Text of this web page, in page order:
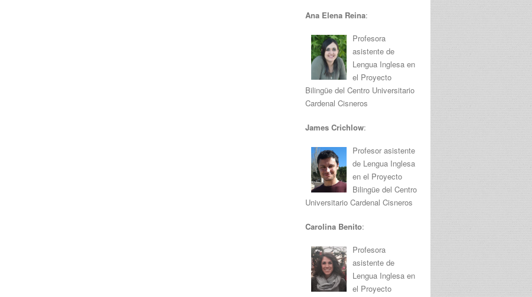
Ana Elena Reina:
Profesora
asistente de
Lengua Inglesa en
el Proyecto
Bilingüe del Centro Universitario
Cardenal Cisneros
James Crichlow:
Profesor asistente
de Lengua Inglesa
en el Proyecto
Bilingüe del Centro
Universitario Cardenal Cisneros
Carolina Benito:
Profesora
asistente de
Lengua Inglesa en
el Proyecto